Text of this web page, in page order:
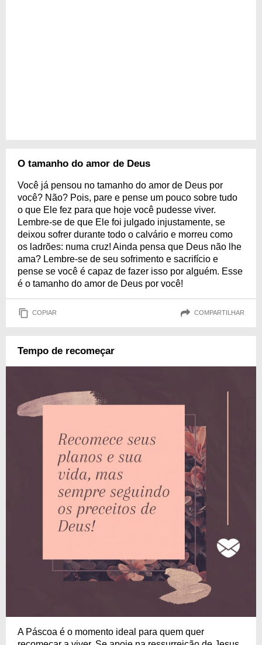
O tamanho do amor de Deus
Você já pensou no tamanho do amor de Deus por
você? Não? Pois, pare e pense um pouco sobre tudo
o que Ele fez para que hoje você pudesse viver.
Lembre-se de que Ele foi julgado injustamente, se
deixou sofrer durante todo o calvário e morreu como
os ladrões: numa cruz! Ainda pensa que Deus não lhe
ama? Lembre-se de seu sofrimento e sacrifício e
pense se você é capaz de fazer isso por alguém. Esse
é o tamanho do amor de Deus por você!
COPIAR COMPARTILHAR
Tempo de recomeçar
A Páscoa é o momento ideal para quem quer